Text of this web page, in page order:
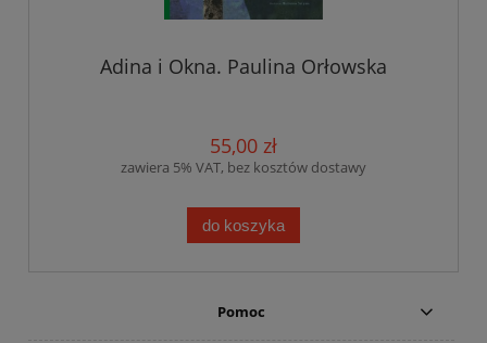
Adina i Okna. Paulina Orłowska
55,00 zł
zawiera 5% VAT, bez kosztów dostawy
do koszyka
Pomoc